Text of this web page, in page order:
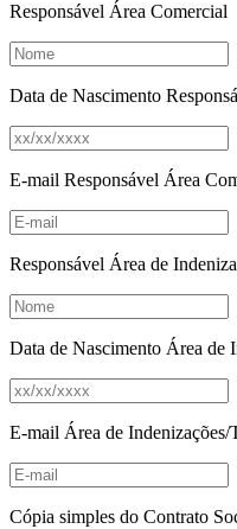
Responsável Área Comercial
Data de Nascimento
E-mail Responsável Área
Responsável Área de
Data de Nascimento Área de
E-mail Área de Indenizações/
Cópia simples do Contrato